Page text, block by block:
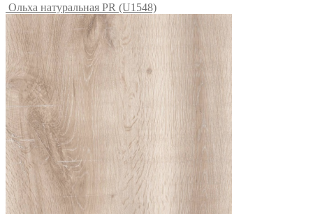
Ольха натуральная PR (U1548)